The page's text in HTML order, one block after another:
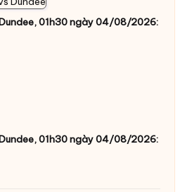
01h30 ngày 04/08/2026:
01h30 ngày 04/08/2026: